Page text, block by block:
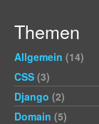
Themen
Allgemein (14)
CSS (3)
Django (2)
Domain (5)